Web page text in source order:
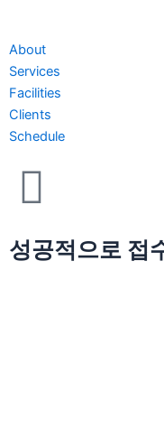
About
Services
Facilities
Clients
Schedule
성공적으로 접